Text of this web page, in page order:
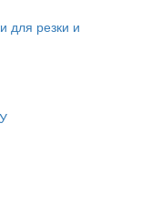
для резки и